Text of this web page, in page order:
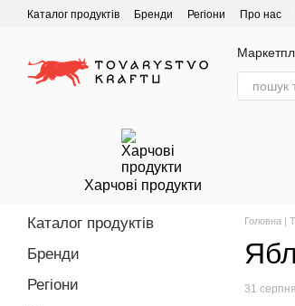
Перейти до основного контенту
Каталог продуктів Бренди Регіони Про нас
Харчові продукти
Головна |
31
Каталог продуктів
Бренди
Регіони